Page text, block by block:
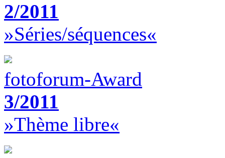
2/2011
»Séries/séquences«
fotoforum-Award
3/2011
»Thème libre«